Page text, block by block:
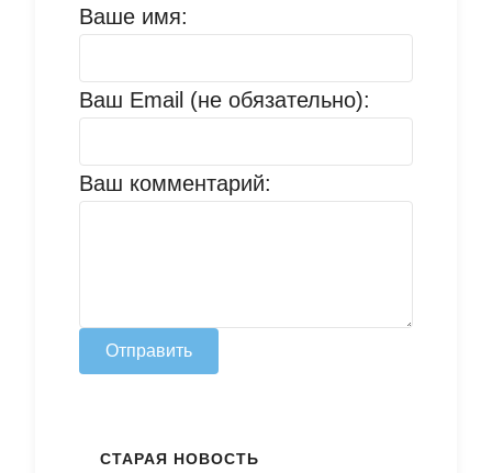
Ваше имя:
Ваш Email (не обязательно):
Ваш комментарий:
Отправить
СТАРАЯ НОВОСТЬ